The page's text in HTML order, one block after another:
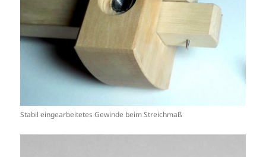
Stabil eingearbeitetes Gewinde beim Streichmaß